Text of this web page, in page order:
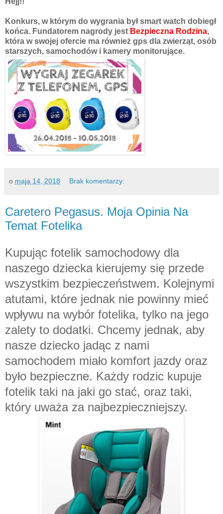
Konkurs, w którym do wygrania był smart watch dobiegł
końca. Fundatorem nagrody jest Bezpieczna Rodzina,
która w swojej ofercie ma również gps dla zwierząt, osób
starszych, samochodów i kamery monitorujące.
o maja 14, 2018 Brak komentarzy:
Caretero Pegasus. Moja Opinia Na
Temat Fotelika
Kupując fotelik samochodowy dla
naszego dziecka kierujemy się przede
wszystkim bezpieczeństwem. Kolejnymi
atutami, które jednak nie powinny mieć
wpływu na wybór fotelika, tylko na jego
zalety to dodatki. Chcemy jednak, aby
nasze dziecko jadąc z nami
samochodem miało komfort jazdy oraz
było bezpieczne. Każdy rodzic kupuje
fotelik taki na jaki go stać, oraz taki,
który uważa za najbezpieczniejszy.